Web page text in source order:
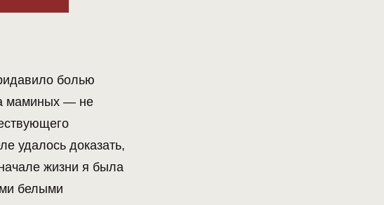
болью
а маминых — не
удалось доказать,
жизни я была
белыми